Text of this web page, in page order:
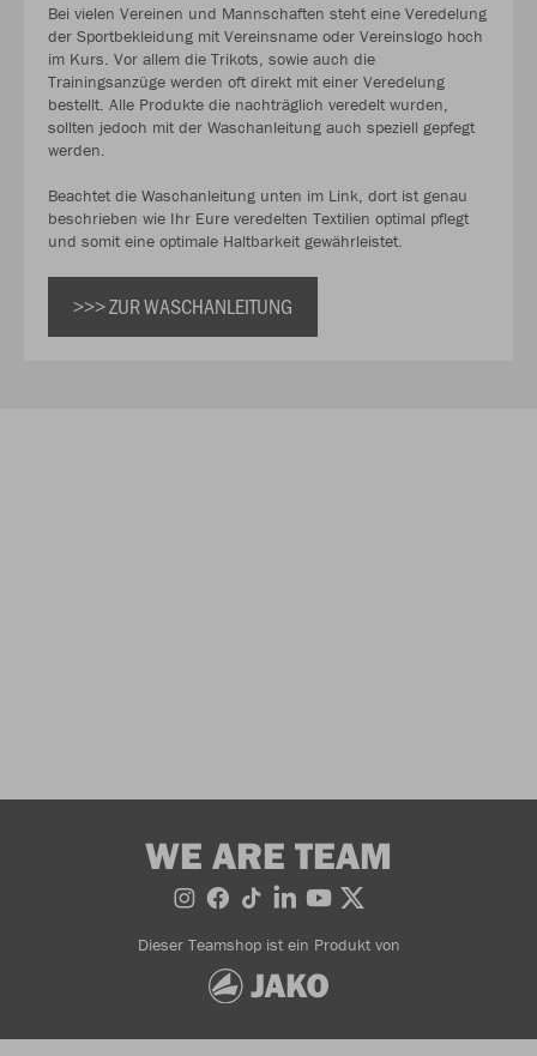
Bei vielen Vereinen und Mannschaften steht eine Veredelung
der Sportbekleidung mit Vereinsname oder Vereinslogo hoch
im Kurs. Vor allem die Trikots, sowie auch die
Trainingsanzüge werden oft direkt mit einer Veredelung
bestellt. Alle Produkte die nachträglich veredelt wurden,
sollten jedoch mit der Waschanleitung auch speziell gepfegt
werden.
Beachtet die Waschanleitung unten im Link, dort ist genau
beschrieben wie Ihr Eure veredelten Textilien optimal pflegt
und somit eine optimale Haltbarkeit gewährleistet.
>>> ZUR WASCHANLEITUNG
WE ARE TEAM
Dieser Teamshop ist ein Produkt von